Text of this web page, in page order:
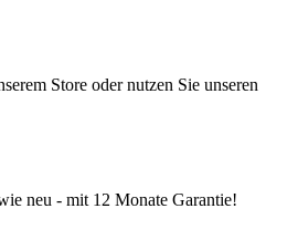
Store oder nutzen Sie unseren
neu - mit 12 Monate Garantie!